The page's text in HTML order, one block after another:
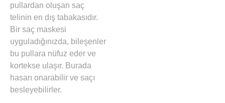
pullardan oluşan saç
telinin en dış tabakasıdır.
Bir saç maskesi
uyguladığınızda, bileşenler
bu pullara nüfuz eder ve
kortekse ulaşır. Burada
hasarı onarabilir ve saçı
besleyebilirler.